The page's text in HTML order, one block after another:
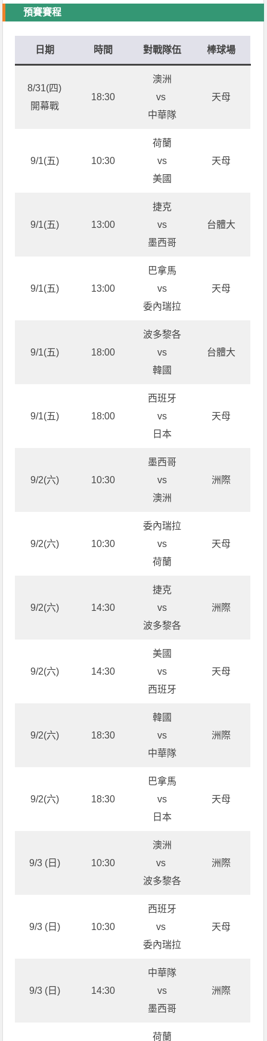
預賽賽程
日期 時間 對戰隊伍 棒球場
8/31(四)
開幕戰
18:30
澳洲
vs
中華隊
天母
9/1(五) 10:30
荷蘭
vs
美國
天母
9/1(五) 13:00
捷克
vs
墨西哥
台體大
9/1(五) 13:00
巴拿馬
vs
委內瑞拉
天母
9/1(五) 18:00
波多黎各
vs
韓國
台體大
9/1(五) 18:00
西班牙
vs
日本
天母
9/2(六) 10:30
墨西哥
vs
澳洲
洲際
9/2(六) 10:30
委內瑞拉
vs
荷蘭
天母
9/2(六) 14:30
捷克
vs
波多黎各
洲際
9/2(六) 14:30
美國
vs
西班牙
天母
9/2(六) 18:30
韓國
vs
中華隊
洲際
9/2(六) 18:30
巴拿馬
vs
日本
天母
9/3 (日) 10:30
澳洲
vs
波多黎各
洲際
9/3 (日) 10:30
西班牙
vs
委內瑞拉
天母
9/3 (日) 14:30
中華隊
vs
墨西哥
洲際
荷蘭